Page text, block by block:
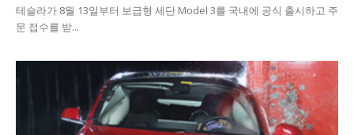
테슬라가 8월 13일부터 보급형 세단 Model 3를 국내에 공식 출시하고 주
문 접수를 받...